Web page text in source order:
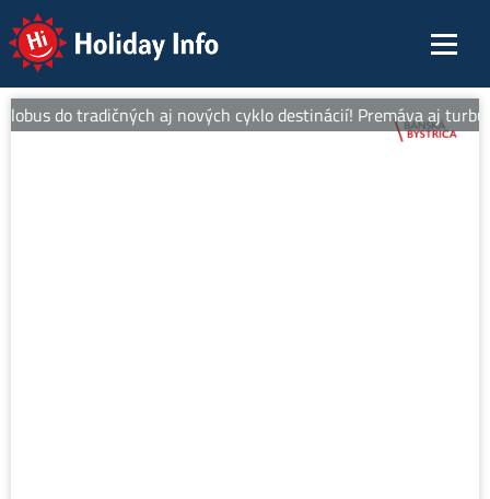
Holiday Info
do tradičných aj nových cyklo destinácií! Premáva aj